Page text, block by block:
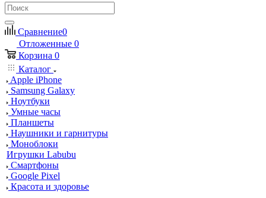
Сравнение0
Отложенные 0
Корзина 0
Каталог
Apple iPhone
Samsung Galaxy
Ноутбуки
Умные часы
Планшеты
Наушники и гарнитуры
Моноблоки
Игрушки Labubu
Смартфоны
Google Pixel
Красота и здоровье